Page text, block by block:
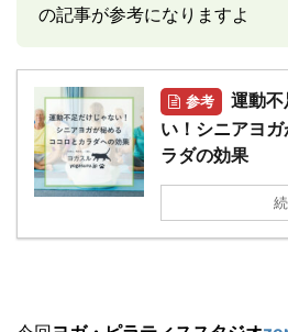
の記事が参考になりますよ
参考
運動
い！シニアヨ
ラダの効果